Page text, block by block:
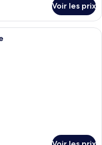
Voir les prix
chambre d’hôtel avec un